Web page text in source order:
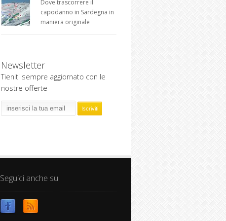
Dove trascorrere il
capodanno in Sardegna in
maniera originale
Newsletter
Tieniti sempre aggiornato con le
nostre offerte
Seguici anche su